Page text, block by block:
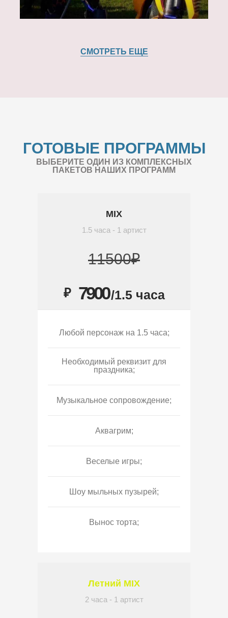
СМОТРЕТЬ ЕЩЕ
ГОТОВЫЕ ПРОГРАММЫ
ВЫБЕРИТЕ ОДИН ИЗ КОМПЛЕКСНЫХ
ПАКЕТОВ НАШИХ ПРОГРАММ
MIX
1.5 часа - 1 артист
11500₽
₽ 7900/1.5 часа
Любой персонаж на 1.5 часа;
Необходимый реквизит для
праздника;
Музыкальное сопровождение;
Аквагрим;
Веселые игры;
Шоу мыльных пузырей;
Вынос торта;
Летний MIX
2 часа - 1 артист